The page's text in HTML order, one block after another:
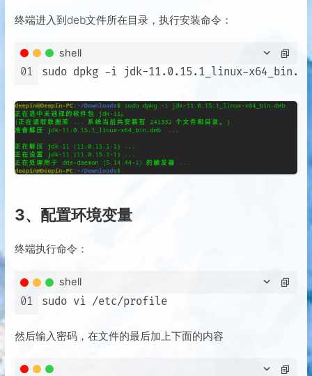
终端进入到deb文件所在目录，执行安装命令：
shell
01
3、配置环境变量
终端执行命令：
shell
01
然后输入密码，在文件的最后加上下面的内容